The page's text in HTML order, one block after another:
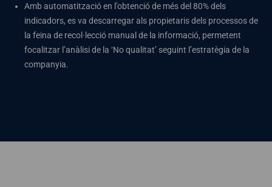
Amb automatització en l’obtenció de més del 80% dels
indicadors, es va descarregar als propietaris dels processos de
la feina de recol·lecció manual de la informació, permetent
focalitzar l’anàlisi de la ‘No qualitat’ seguint l’estratègia de la
companyia.